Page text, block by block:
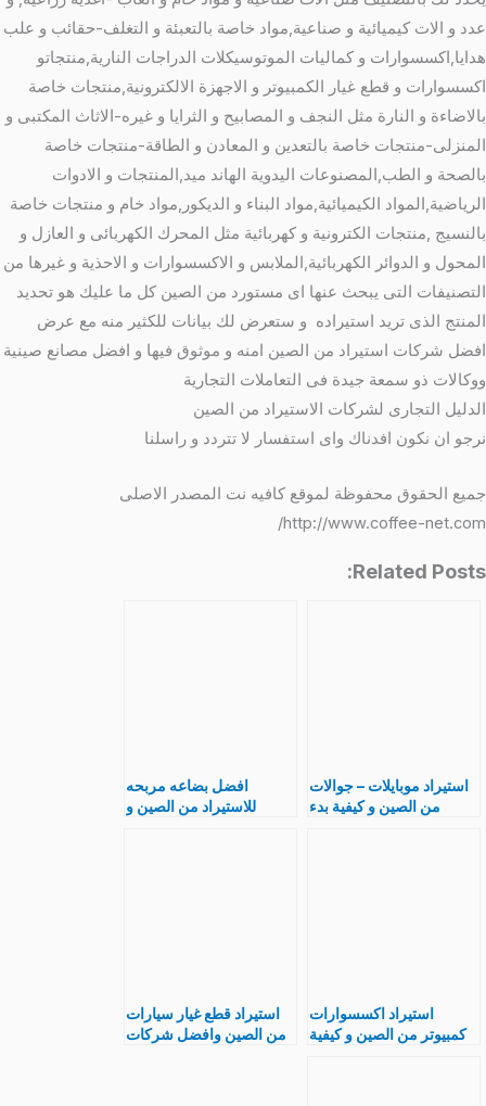
عدد و الات كيميائية و صناعية,مواد خاصة بالتعبئة و التغلف-حقائب و علب
هدايا,اكسسوارات و كماليات الموتوسيكلات الدراجات النارية,منتجاتو
اكسسوارات و قطع غيار الكمبيوتر و الاجهزة الالكترونية,منتجات خاصة
بالاضاءة و النارة مثل النجف و المصابيح و الثرايا و غيره-الاثاث المكتبى و
المنزلى-منتجات خاصة بالتعدين و المعادن و الطاقة-منتجات خاصة
بالصحة و الطب,المصنوعات اليدوية الهاند ميد,المنتجات و الادوات
الرياضية,المواد الكيميائية,مواد البناء و الديكور,مواد خام و منتجات خاصة
بالنسيج ,منتجات الكترونية و كهربائية مثل المحرك الكهربائى و العازل و
المحول و الدوائر الكهربائية,الملابس و الاكسسوارات و الاحذية و غيرها من
التصنيفات التى يبحث عنها اى مستورد من الصين كل ما عليك هو تحديد
المنتج الذى تريد استيراده و ستعرض لك بيانات للكثير منه مع عرض
افضل شركات استيراد من الصين امنه و موثوق فيها و افضل مصانع صينية
ووكالات ذو سمعة جيدة فى التعاملات التجارية
الدليل التجارى لشركات الاستيراد من الصين
نرجو ان نكون افدناك واى استفسار لا تتردد و راسلنا
جميع الحقوق محفوظة لموقع كافيه نت المصدر الاصلى
http://www.coffee-net.com/
Related Posts:
استيراد موبايلات – جوالات
من الصين و كيفية بدء
افضل بضاعه مربحه
للاستيراد من الصين و
استيراد اكسسوارات
كمبيوتر من الصين و كيفية
استيراد قطع غيار سيارات
من الصين وافضل شركات